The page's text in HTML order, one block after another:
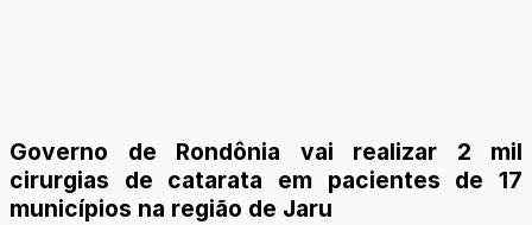
Governo de Rondônia vai realizar 2 mil
cirurgias de catarata em pacientes de 17
municípios na região de Jaru